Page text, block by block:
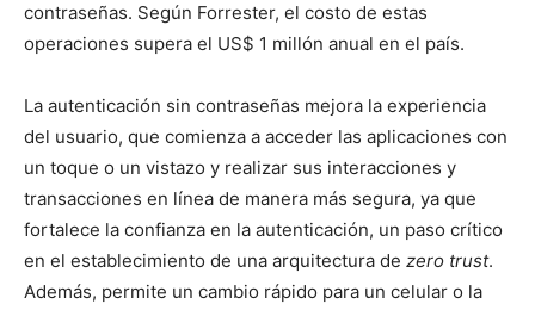
contraseñas. Según Forrester, el costo de estas
operaciones supera el US$ 1 millón anual en el país.
La autenticación sin contraseñas mejora la experiencia
del usuario, que comienza a acceder las aplicaciones con
un toque o un vistazo y realizar sus interacciones y
transacciones en línea de manera más segura, ya que
fortalece la confianza en la autenticación, un paso crítico
en el establecimiento de una arquitectura de zero trust.
Además, permite un cambio rápido para un celular o la